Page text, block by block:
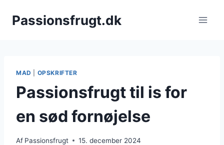
Passionsfrugt.dk
MAD OPSKRIFTER
Passionsfrugt til is for
en sød fornøjelse
Af Passionsfrugt 15. december 2024